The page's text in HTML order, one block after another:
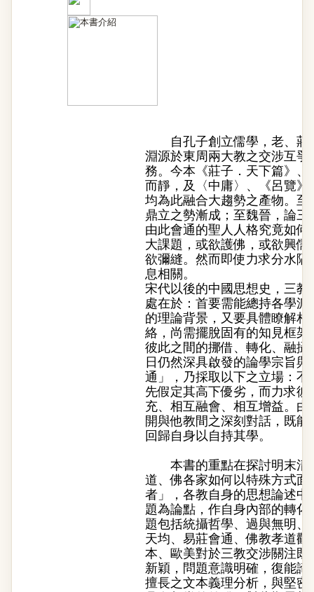
自孔子創立儒學，老、
淵源於東周兩大教之交涉互
務。今本《莊子．天下篇》
而靜，及〈中庸〉、《呂覽
均為此融合大趨勢之產物。
鼎立之勢漸成；至魏晉，論
由此會通的聖人人格究竟如
大課題，或欲護佛，或欲興
欲彌縫。然而即使力求分水
息相關。
宋代以後的中國思想史，三
處在於：首要需能總持各學
的理論背景，又要具體瞭解
絡，尚需擺脫固有的知見框
彼此之間的挪借、轉化、融
日仍然深具啟發的論學宗旨
通」，乃採取以下之立場：
先假定其高下優劣，而力求
充、相互融會、相互增益。
開與他教間之深刻對話，既
回歸自身以自持其學。
本書的重點在探討明末清
道、佛各家如何以特殊方式
者」，各教自身的思想論述
題為論點，作自身內部的轉
題包括統攝哲學、過與無明
天均、易莊會通、佛教孝道
本、歐美對於三教交涉關注
新穎，問題意識明確，復能
擅長之文本義理分析，與堅